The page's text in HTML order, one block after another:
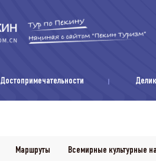
Достопримечательности
Маршруты
Всемирные культурные